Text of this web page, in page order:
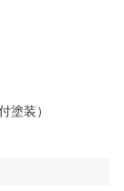
塗装）